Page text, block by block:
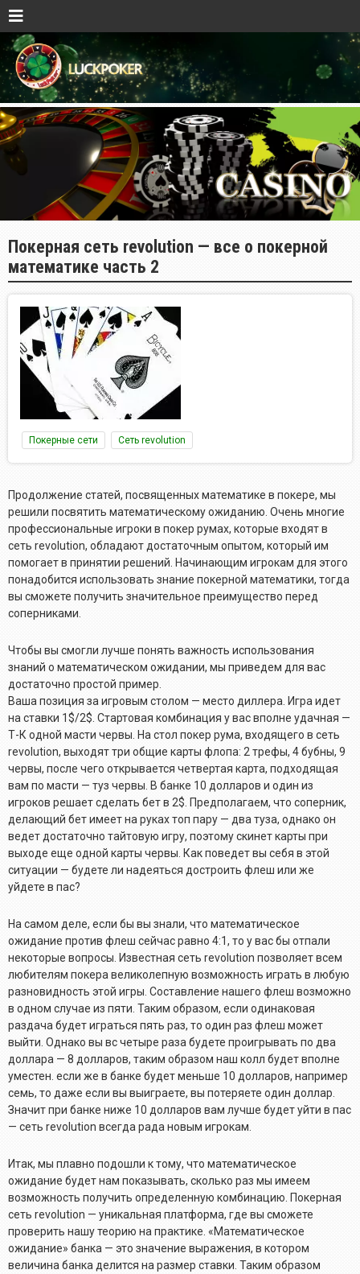
Покерная сеть revolution — все о покерной
математике часть 2
Покерные сети Сеть revolution
Продолжение статей, посвященных математике в покере, мы
решили посвятить математическому ожиданию. Очень многие
профессиональные игроки в покер румах, которые входят в
сеть revolution, обладают достаточным опытом, который им
помогает в принятии решений. Начинающим игрокам для этого
понадобится использовать знание покерной математики, тогда
вы сможете получить значительное преимущество перед
соперниками.
Чтобы вы смогли лучше понять важность использования
знаний о математическом ожидании, мы приведем для вас
достаточно простой пример.
Ваша позиция за игровым столом — место диллера. Игра идет
на ставки 1$/2$. Стартовая комбинация у вас вполне удачная —
Т-К одной масти червы. На стол покер рума, входящего в сеть
revolution, выходят три общие карты флопа: 2 трефы, 4 бубны, 9
червы, после чего открывается четвертая карта, подходящая
вам по масти — туз червы. В банке 10 долларов и один из
игроков решает сделать бет в 2$. Предполагаем, что соперник,
делающий бет имеет на руках топ пару — два туза, однако он
ведет достаточно тайтовую игру, поэтому скинет карты при
выходе еще одной карты червы. Как поведет вы себя в этой
ситуации — будете ли надеяться достроить флеш или же
уйдете в пас?
На самом деле, если бы вы знали, что математическое
ожидание против флеш сейчас равно 4:1, то у вас бы отпали
некоторые вопросы. Известная сеть revolution позволяет всем
любителям покера великолепную возможность играть в любую
разновидность этой игры. Составление нашего флеш возможно
в одном случае из пяти. Таким образом, если одинаковая
раздача будет играться пять раз, то один раз флеш может
выйти. Однако вы вс четыре раза будете проигрывать по два
доллара — 8 долларов, таким образом наш колл будет вполне
уместен. если же в банке будет меньше 10 долларов, например
семь, то даже если вы выиграете, вы потеряете один доллар.
Значит при банке ниже 10 долларов вам лучше будет уйти в пас
— сеть revolution всегда рада новым игрокам.
Итак, мы плавно подошли к тому, что математическое
ожидание будет нам показывать, сколько раз мы имеем
возможность получить определенную комбинацию. Покерная
сеть revolution — уникальная платформа, где вы сможете
проверить нашу теорию на практике. «Математическое
ожидание» банка — это значение выражения, в котором
величина банка делится на размер ставки. Таким образом